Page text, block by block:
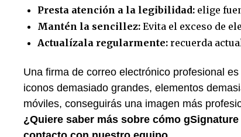
Presta atención a la legibilidad: elige
Mantén la sencillez: Evita el exceso de
Actualízala regularmente: recuerda
Una firma de correo electrónico profesional
iconos demasiado grandes, elementos
móviles, conseguirás una imagen más
¿Quiere saber más sobre cómo